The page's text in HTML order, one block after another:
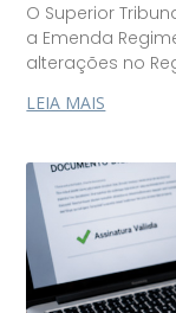
O Superior
a Emenda
alterações no
LEIA MAIS